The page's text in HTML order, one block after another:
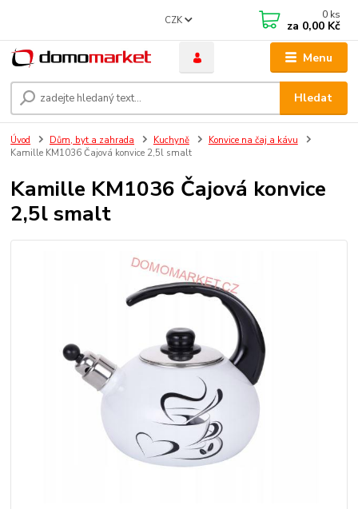
Menu
CZK
Hledat
0 ks
za 0,00 Kč
Úvod Dům, byt a zahrada Kuchyně
Konvice na čaj a kávu
Kamille KM1036 Čajová konvice 2,5l smalt
Kamille KM1036 Čajová konvice
2,5l smalt